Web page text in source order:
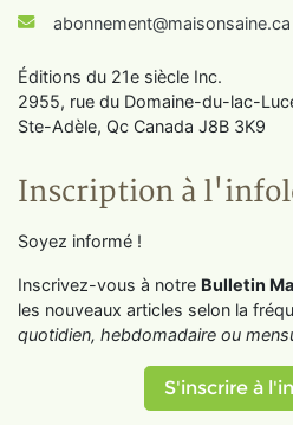
abonnement@maisonsaine.ca
Éditions du 21e siècle Inc.
2955, rue du Domaine-du-lac-
Ste-Adèle, Qc Canada J8B 3K9
Inscription à
Soyez informé !
Inscrivez-vous à notre Bulletin
les nouveaux articles selon la
quotidien, hebdomadaire ou
S'inscrire à